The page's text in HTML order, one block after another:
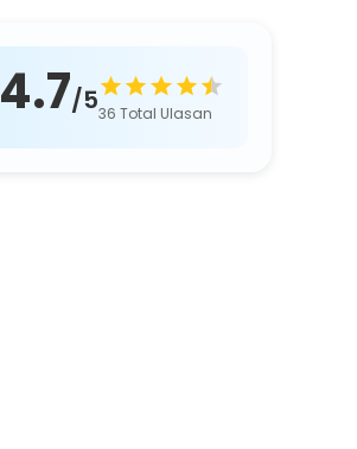
4.7/536 Total Ulasan